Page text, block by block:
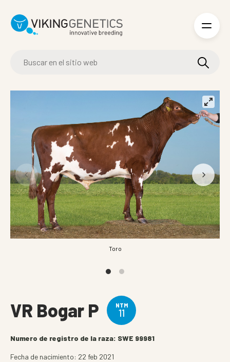
Toro
VR Bogar P NTM
11
Numero de registro de la raza: SWE 99981
Fecha de nacimiento: 22 feb 2021